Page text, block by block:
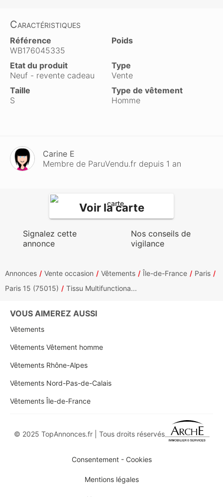
Caractéristiques
Référence
WB176045335
Poids
Etat du produit
Neuf - revente cadeau
Type
Vente
Taille
S
Type de vêtement
Homme
Carine E
Membre de ParuVendu.fr depuis 1 an
Voir la carte
Signalez cette
annonce
Nos conseils de
vigilance
Annonces Vente occasion Vêtements Île-de-France
Paris
Paris 15 (75015)
Tissu Multifunctiona...
VOUS AIMEREZ AUSSI
Vêtements
Vêtements Vêtement homme
Vêtements Rhône-Alpes
Vêtements Nord-Pas-de-Calais
Vêtements Île-de-France
© 2025 TopAnnonces.fr | Tous droits réservés
Consentement - Cookies
Mentions légales